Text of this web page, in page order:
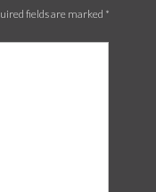
fields are marked *